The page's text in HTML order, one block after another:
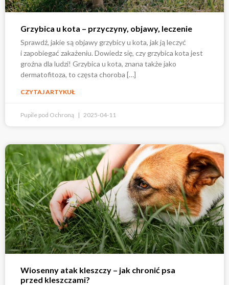
Grzybica u kota – przyczyny, objawy, leczenie
Sprawdź, jakie są objawy grzybicy u kota, jak ją leczyć
i zapobiegać zakażeniu. Dowiedz się, czy grzybica kota jest
groźna dla ludzi! Grzybica u kota, znana także jako
dermatofitoza, to częsta choroba […]
CZYTAJ ARTYKUŁ
Pupile pod Ochroną 2025-04-11
Wiosenny atak kleszczy – jak chronić psa
przed kleszczami?